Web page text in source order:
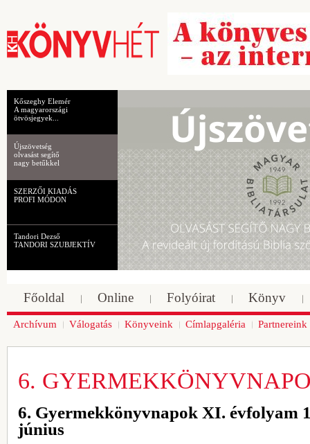
Kőszeghy Elemér
A magyarországi
ötvösjegyek...
Újszövetség
olvasást segítő
nagy betűkkel
SZERZŐI KIADÁS
PROFI MÓDON
Tandori Dezső
TANDORI SZUBJEKTÍV
Főoldal Online Folyóirat Könyv
Archívum Válogatás Könyveink Címlapgaléria Partnereink
6.
6. Gyermekkönyvnapok XI. évfolyam
június